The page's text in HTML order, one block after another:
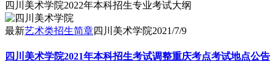
四川美术学院2022年本科招生专业考试大纲
最新艺术类招生简章四川美术学院2021/7/9
四川美术学院2021年本科招生考试调整重庆考点考试地点公告